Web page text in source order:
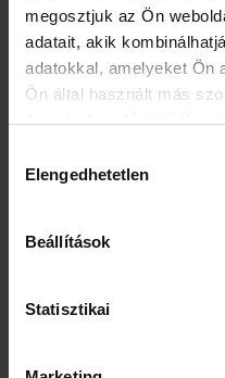
megosztjuk az Ön
adatait, akik
adatokkal, amelyeket Ön
Ön által használt más
Az adatkezelési
kiválasztása
Elengedhetetlen
Beállítások
Statisztikai